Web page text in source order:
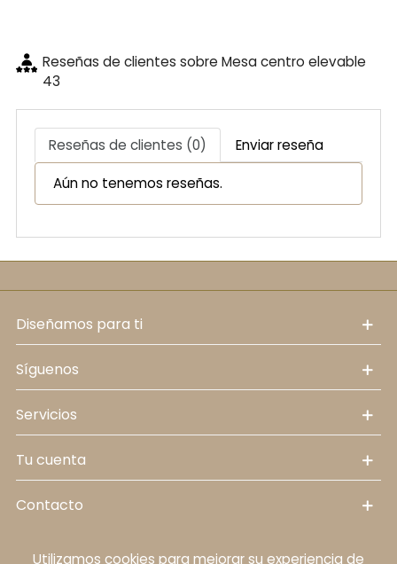
Reseñas de clientes sobre Mesa centro elevable
43
Reseñas de clientes (0) Enviar reseña
Aún no tenemos reseñas.
diseñamos para ti
síguenos
servicios
tu cuenta
contacto
Utilizamos cookies para mejorar su experiencia de